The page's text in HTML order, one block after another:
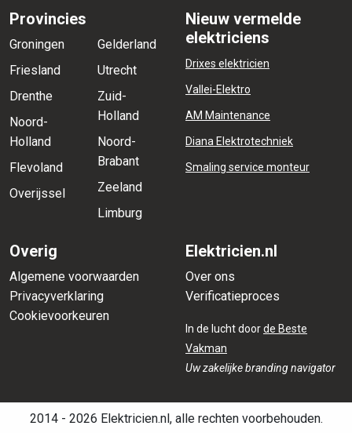
Provincies
Groningen
Friesland
Drenthe
Noord-
Holland
Flevoland
Overijssel
Gelderland
Utrecht
Zuid-
Holland
Noord-
Brabant
Zeeland
Limburg
Nieuw vermelde
elektriciens
Drixes elektricien
Vallei-Elektro
AM Maintenance
Diana Elektrotechniek
Smaling service monteur
Overig
Algemene voorwaarden
Privacyverklaring
Cookievoorkeuren
Elektricien.nl
Over ons
Verificatieproces
In de lucht doorde Beste
Vakman
Uw zakelijke branding navigator
2014 - 2026 Elektricien.nl, alle rechten voorbehouden.